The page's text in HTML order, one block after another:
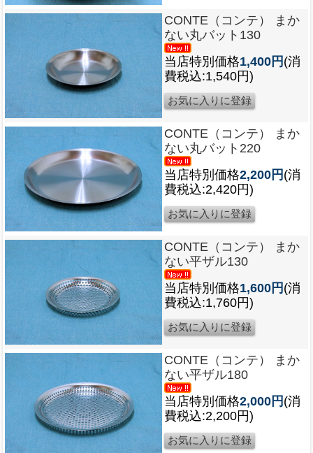
CONTE（コンテ） まか
ない丸バット130
当店特別価格1,400円 (消
費税込:1,540円)
CONTE（コンテ） まか
ない丸バット220
当店特別価格2,200円 (消
費税込:2,420円)
CONTE（コンテ） まか
ない平ザル130
当店特別価格1,600円 (消
費税込:1,760円)
CONTE（コンテ） まか
ない平ザル180
当店特別価格2,000円 (消
費税込:2,200円)